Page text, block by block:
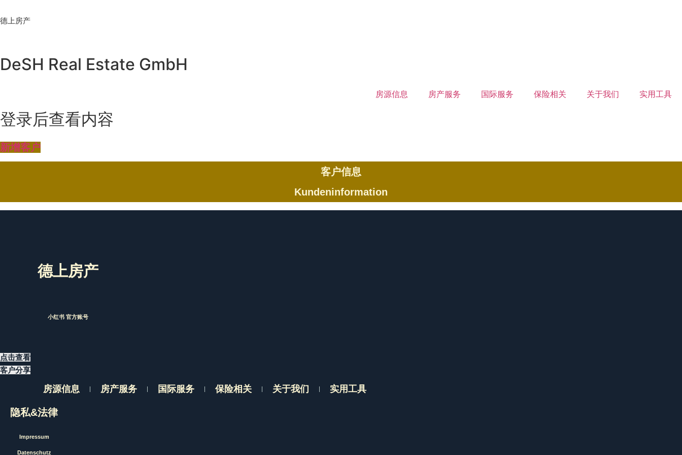
to
德上房产
DeSH Real Estate GmbH
房源信息 房产服务 国际服务 保险相关 关于我们 实用工具
登录后查看内容
新增客户
客户信息
Kundeninformation
德上房产
小红书 官方账号
点击查看
客户分享
房源信息 房产服务 国际服务 保险相关 关于我们 实用工具
隐私&法律
Impressum
Datenschutz